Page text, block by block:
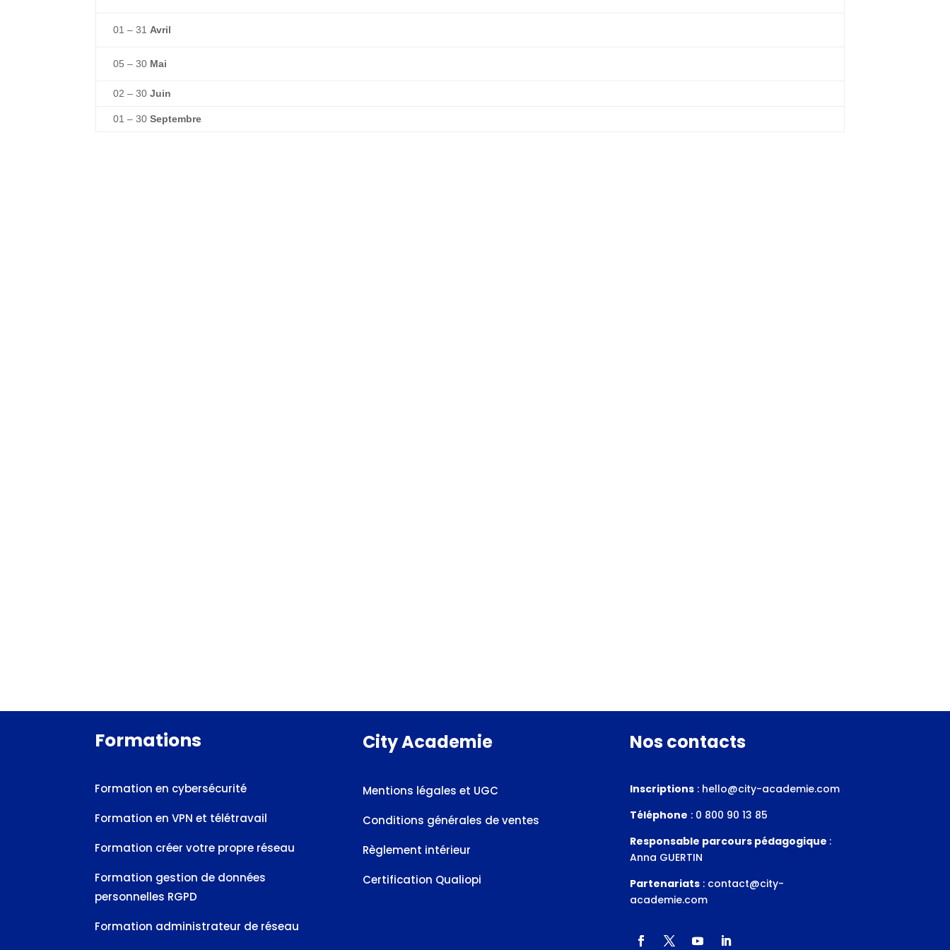
01 – 31 Avril
05 – 30 Mai
02 – 30 Juin
01 – 30 Septembre
Formations
Formation en cybersécurité
Formation en VPN et télétravail
Formation créer votre propre réseau
Formation gestion de données
personnelles RGPD
Formation administrateur de réseau
City Academie
Mentions légales et UGC
Conditions générales de ventes
Règlement intérieur
Certification Qualiopi
Nos contacts
Inscriptions: hello@city-academie.com
Téléphone : 0 800 90 13 85
Responsable parcours pédagogique :
Anna GUERTIN
Partenariats: contact@city-
academie.com